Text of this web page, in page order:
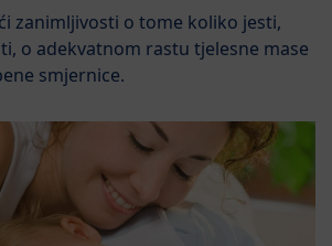
zanimljivosti o tome koliko jesti,
o adekvatnom rastu tjelesne mase
smjernice.